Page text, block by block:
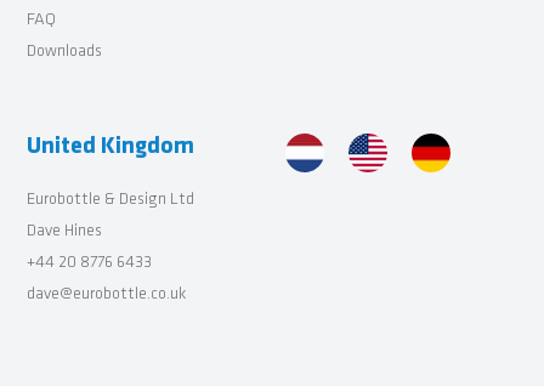
FAQ
Downloads
United Kingdom
Eurobottle & Design Ltd
Dave Hines
+44 20 8776 6433
dave@eurobottle.co.uk